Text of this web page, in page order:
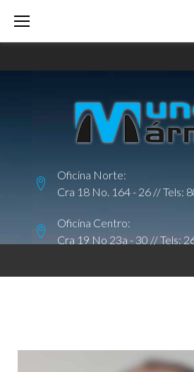
p
n
Oficina Norte:
Cra 18 No. 164 - 26 // Tels:
Oficina Centro:
Cra 19 No 23a - 30 // Tels: